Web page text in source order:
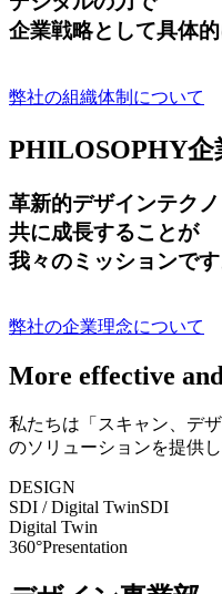
企業戦略として具体的
弊社の組織体制について
PHILOSOPHY企
革新的デザインテク
共に成長することが
我々のミッションです
弊社の企業理念について
More effective
私たちは「スキャン、デ
のソリューションを提供し
DESIGN
SDI / Digital TwinSDI
Digital Twin
360°Presentation